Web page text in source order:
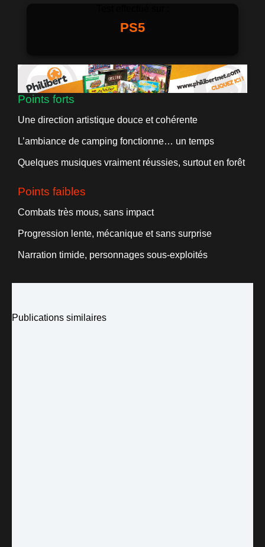
PS5
Points forts
Une direction artistique douce et cohérente
L’ambiance de camping fonctionne… un temps
Quelques musiques vraiment réussies, surtout en forêt
Points faibles
Combats très mous, sans impact
Progression lente, mécanique et sans surprise
Narration timide, personnages sous-exploités
Publications similaires